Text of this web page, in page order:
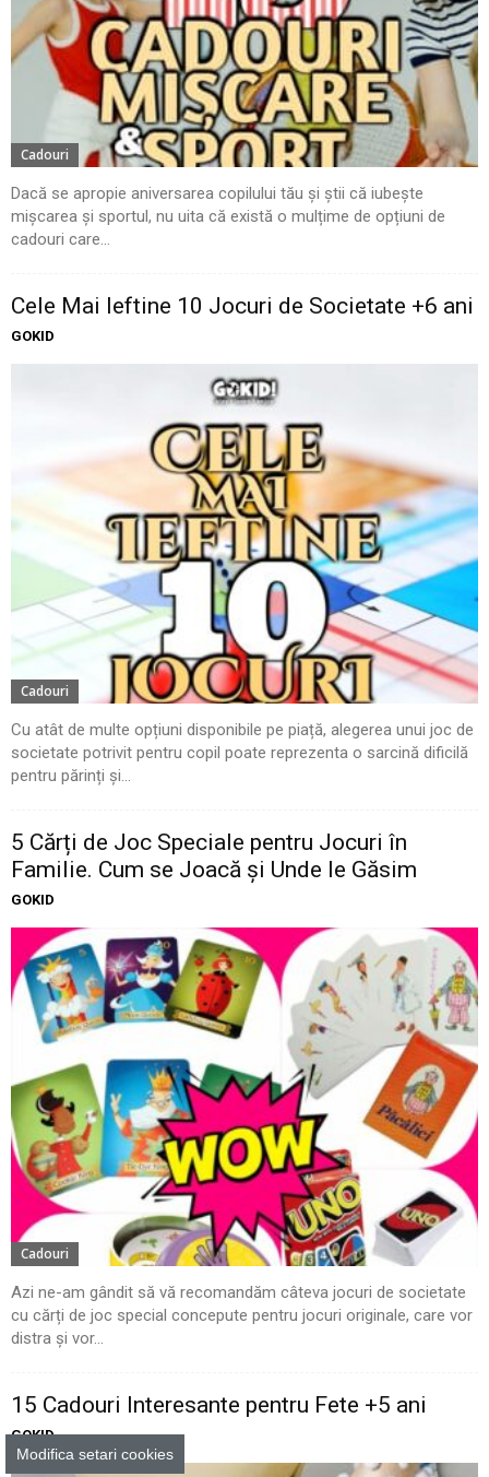
Cadouri
Dacă se apropie aniversarea copilului tău și știi că iubește
mișcarea și sportul, nu uita că există o mulțime de opțiuni de
cadouri care...
Cele Mai Ieftine 10 Jocuri de Societate +6 ani
GOKID
Cadouri
Cu atât de multe opțiuni disponibile pe piață, alegerea unui joc de
societate potrivit pentru copil poate reprezenta o sarcină dificilă
pentru părinți și...
5 Cărți de Joc Speciale pentru Jocuri în
Familie. Cum se Joacă și Unde le Găsim
GOKID
Cadouri
Azi ne-am gândit să vă recomandăm câteva jocuri de societate
cu cărți de joc special concepute pentru jocuri originale, care vor
distra și vor...
15 Cadouri Interesante pentru Fete +5 ani
GOKID
Modifica setari cookies